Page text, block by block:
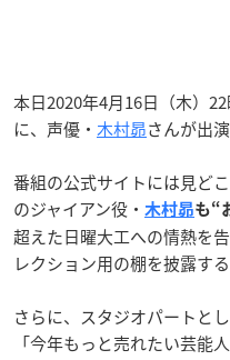
本日2020年4月16日（木）
に、声優・ 木村昴さんが出
番組の公式サイトには見ど
のジャイアン役・ 木村昴も“
超えた日曜大工への情熱を
レクション用の棚を披露す
さらに、スタジオパートと
「今年もっと売れたい芸能